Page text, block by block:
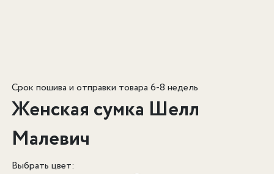
Срок пошива и отправки товара 6-8 недель
Женская сумка Шелл
Малевич
Выбрать цвет: